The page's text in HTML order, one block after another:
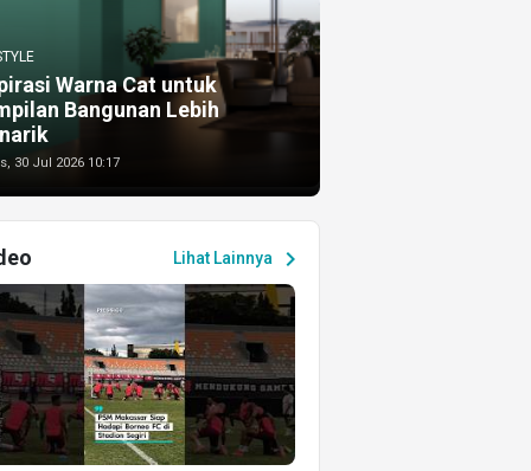
Warna Cat untuk
Bangunan Lebih
30 Jul 2026 10:17
Lihat Lainnya chevron_right